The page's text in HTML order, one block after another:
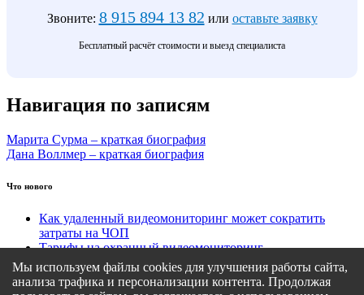
Звоните: 8 915 894 13 82 или оставьте заявку
Бесплатный расчёт стоимости и выезд специалиста
Навигация по записям
Марита Сурма – краткая биография
Дана Воллмер – краткая биография
Что нового
Как удаленный видеомониторинг может сократить
затраты на ЧОП
Тарифы на охранный видеомониторинг
Этапы подключения удаленного видеомониторинга
Кому подходит удаленный видеомониторинг?
Какие задачи решает удаленный видеомониторинг
Мы используем файлы cookies для улучшения работы сайта,
анализа трафика и персонализации контента. Продолжая